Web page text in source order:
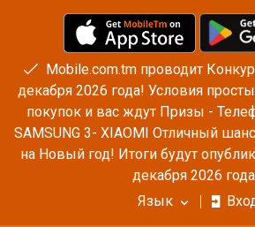
Mobile.com.tm проводит
декабря 2026 года! Условия
покупок и вас ждут Призы -
SAMSUNG 3- XIAOMI Отличный
на Новый год! Итоги будут
декабря 2026
Язык